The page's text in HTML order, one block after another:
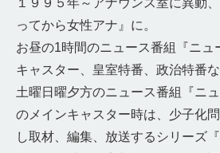
１９９５年～アナウンス室に異動
ってから女性アナ』に。
お昼の1時間のニュース番組『ニュ
キャスター、皇室特番、政治特番な
土曜日曜夕方のニュース番組『ニ
のメインキャスター時は、少子化
し取材、編集、放送するシリーズ